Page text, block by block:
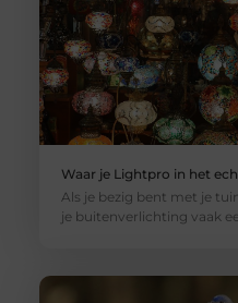
Waar je Lightpro in het
Als je bezig bent met je
je buitenverlichting vaak